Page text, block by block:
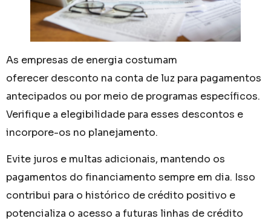
As empresas de energia costumam
oferecer desconto na conta de luz para pagamentos
antecipados ou por meio de programas específicos.
Verifique a elegibilidade para esses descontos e
incorpore-os no planejamento.
Evite juros e multas adicionais, mantendo os
pagamentos do financiamento sempre em dia. Isso
contribui para o histórico de crédito positivo e
potencializa o acesso a futuras linhas de crédito